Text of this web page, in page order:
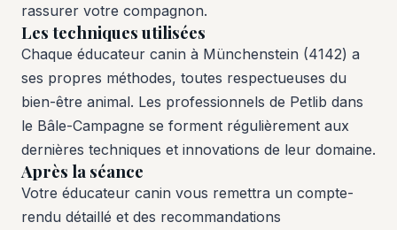
rassurer votre compagnon.
Les techniques utilisées
Chaque éducateur canin à Münchenstein (4142) a
ses propres méthodes, toutes respectueuses du
bien-être animal. Les professionnels de Petlib dans
le Bâle-Campagne se forment régulièrement aux
dernières techniques et innovations de leur domaine.
Après la séance
Votre éducateur canin vous remettra un compte-
rendu détaillé et des recommandations